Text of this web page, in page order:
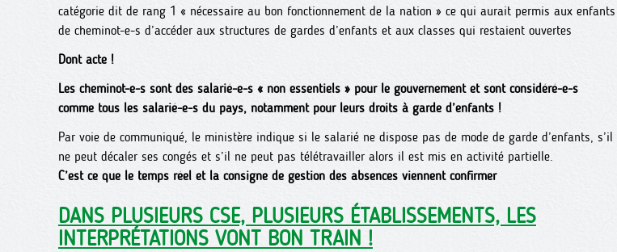
catégorie dit de rang 1 « nécessaire au bon fonctionnement de la nation » ce qui aurait permis aux enfants
de cheminot-e-s d’accéder aux structures de gardes d’enfants et aux classes qui restaient ouvertes
Dont acte !
Les cheminot-e-s sont des salarié-e-s « non essentiels » pour le gouvernement et sont considéré-e-s
comme tous les salarié-e-s du pays, notamment pour leurs droits à garde d’enfants !
Par voie de communiqué, le ministère indique si le salarié ne dispose pas de mode de garde d’enfants, s’il
ne peut décaler ses congés et s’il ne peut pas télétravailler alors il est mis en activité partielle.
C’est ce que le temps réel et la consigne de gestion des absences viennent confirmer
DANS PLUSIEURS CSE, PLUSIEURS ÉTABLISSEMENTS, LES
INTERPRÉTATIONS VONT BON TRAIN !